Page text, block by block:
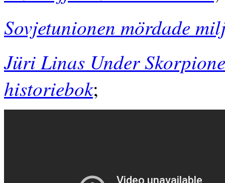
Sovjetunionen mördade
Jüri Linas Under
historiebok;